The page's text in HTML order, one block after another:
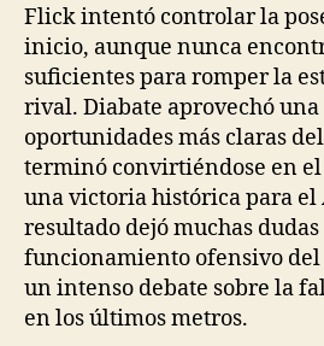
Flick intentó controlar la
inicio, aunque nunca
suficientes para romper la
rival. Diabate aprovechó una
oportunidades más claras
terminó convirtiéndose en
una victoria histórica para el
resultado dejó muchas
funcionamiento ofensivo
un intenso debate sobre la
en los últimos metros.